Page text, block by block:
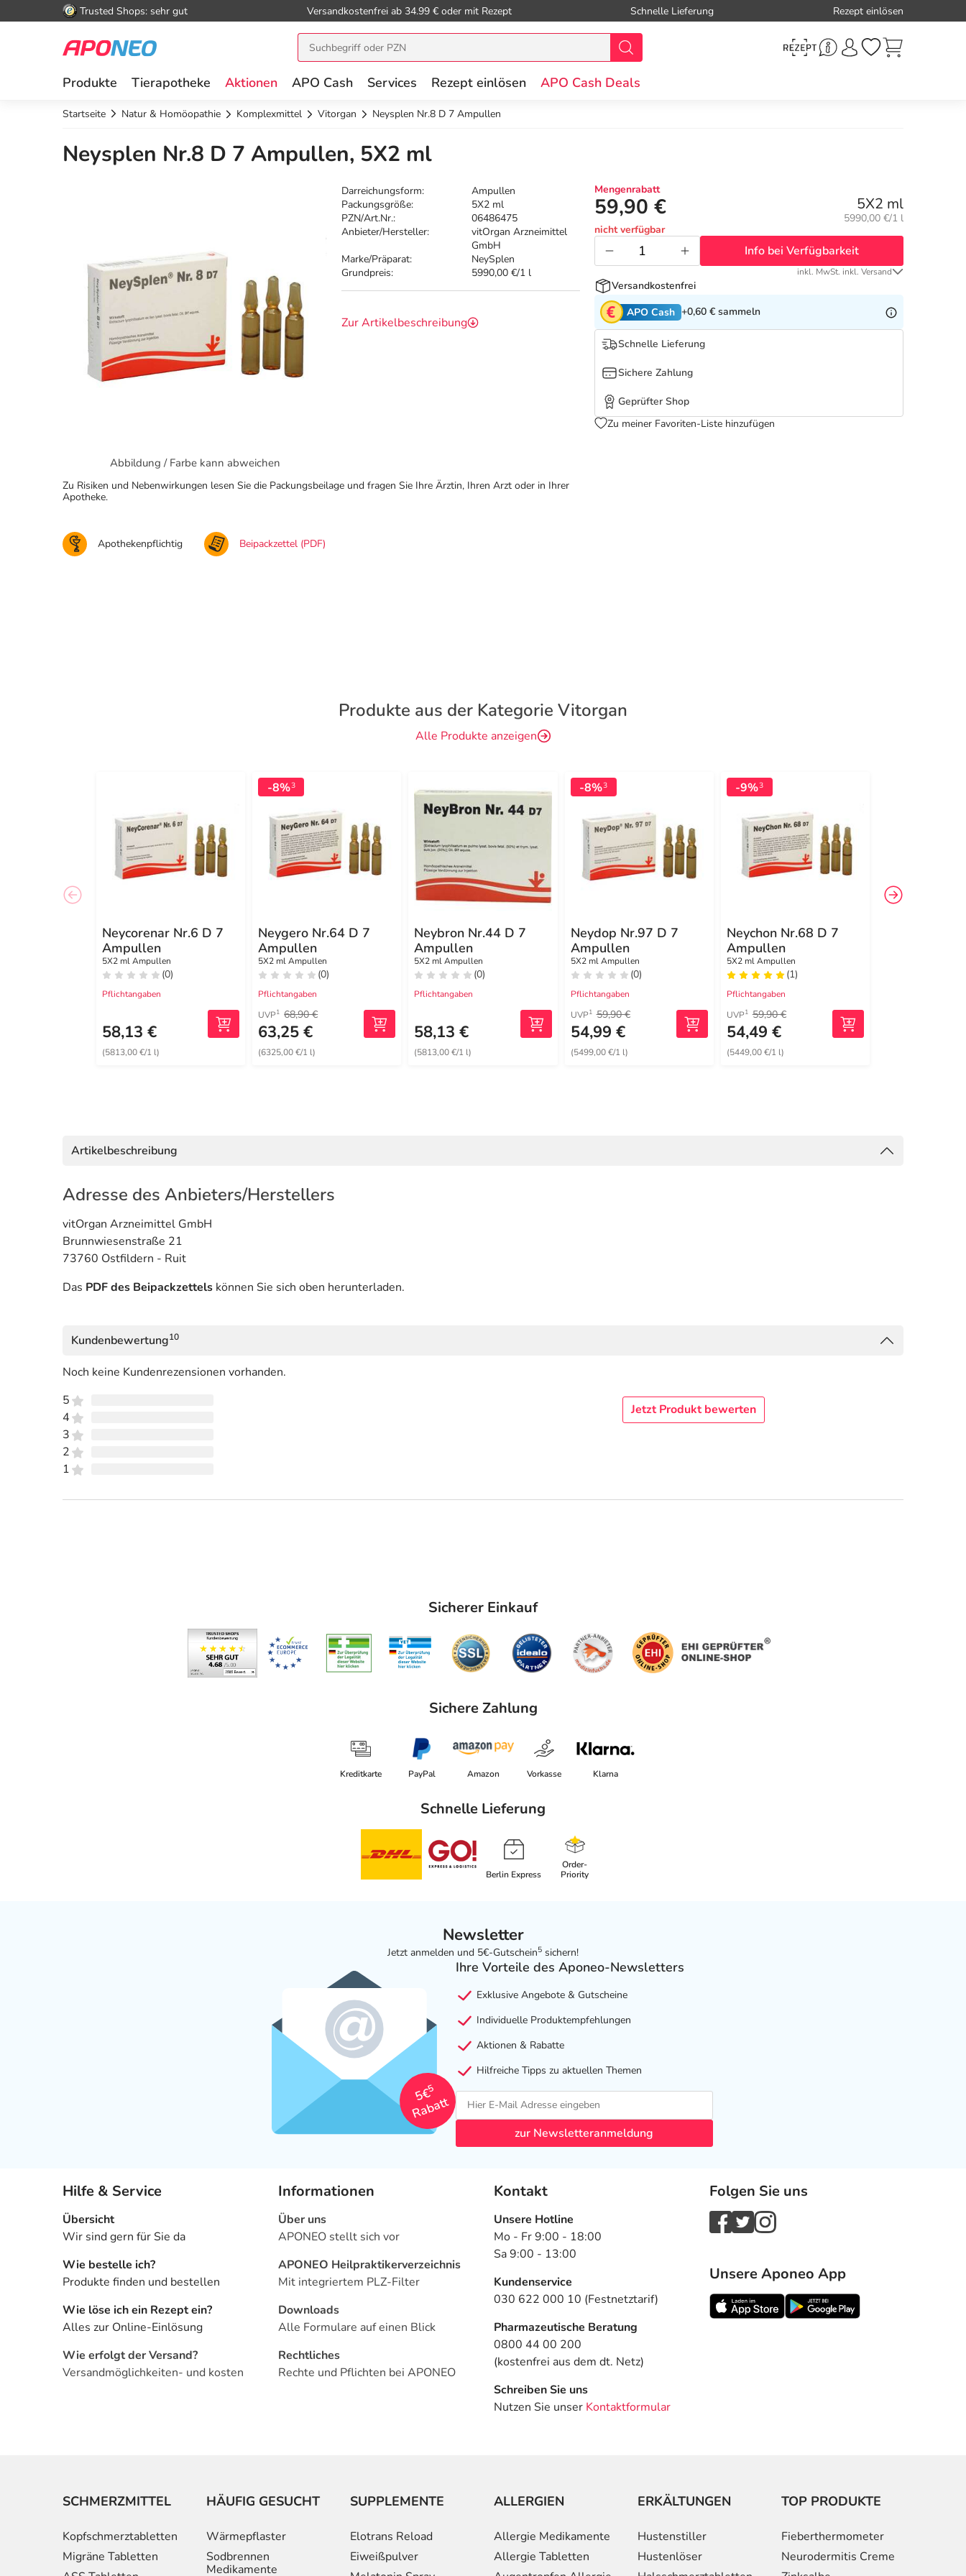
Trusted Shops: sehr gut Versandkostenfrei ab 34.99 € oder mit Rezept Schnelle Lieferung Rezept einlösen
Produkte Tierapotheke Aktionen APO Cash Services Rezept einlösen APO Cash Deals
Startseite Natur & Homöopathie Komplexmittel Vitorgan Neysplen Nr.8 D 7 Ampullen
Neysplen Nr.8 D 7 Ampullen, 5X2 ml
Abbildung / Farbe kann abweichen
Darreichungsform:
Ampullen
Packungsgröße:
5X2 ml
PZN/Art.Nr.:
06486475
Anbieter/Hersteller:
vitOrgan Arzneimittel
GmbH
Marke/Präparat:
NeySplen
Grundpreis:
5990,00 €/1 l
Zur Artikelbeschreibung
Mengenrabatt
59,90 € 5X2 ml
Grundpreis:
5990,00 €/1 l
nicht verfügbar
Info bei Verfügbarkeit
inkl. MwSt. inkl. Versand
Versandkostenfrei
APO Cash +0,60 € sammeln
Schnelle Lieferung
Sichere Zahlung
Geprüfter Shop
Zu meiner Favoriten-Liste hinzufügen
Zu Risiken und Nebenwirkungen lesen Sie die Packungsbeilage und fragen Sie Ihre Ärztin, Ihren Arzt oder in Ihrer
Apotheke.
Apothekenpflichtig Beipackzettel (PDF)
Produkte aus der Kategorie Vitorgan
Alle Produkte anzeigen
Neycorenar Nr.6 D 7
Ampullen
5X2 ml Ampullen
(0)
Pflichtangaben
58,13 €
(5813,00 €/1 l)
-8%3
Neygero Nr.64 D 7
Ampullen
5X2 ml Ampullen
(0)
Pflichtangaben
UVP1 68,90 €
63,25 €
(6325,00 €/1 l)
Neybron Nr.44 D 7
Ampullen
5X2 ml Ampullen
(0)
Pflichtangaben
58,13 €
(5813,00 €/1 l)
-8%3
Neydop Nr.97 D 7
Ampullen
5X2 ml Ampullen
(0)
Pflichtangaben
UVP1 59,90 €
54,99 €
(5499,00 €/1 l)
-9%3
Neychon Nr.68 D 7
Ampullen
5X2 ml Ampullen
(1)
Pflichtangaben
UVP1 59,90 €
54,49 €
(5449,00 €/1 l)
Artikelbeschreibung
Adresse des Anbieters/Herstellers
vitOrgan Arzneimittel GmbH
Brunnwiesenstraße 21
73760 Ostfildern - Ruit
Das PDF des Beipackzettels können Sie sich oben herunterladen.
Kundenbewertung10
Noch keine Kundenrezensionen vorhanden.
5
4
3
2
1
Jetzt Produkt bewerten
Sicherer Einkauf
Sichere Zahlung
Kreditkarte PayPal Amazon Vorkasse Klarna
Schnelle Lieferung
Berlin Express
Order-
Priority
Newsletter
Jetzt anmelden und 5€-Gutschein5 sichern!
5€
5
Rabatt
Ihre Vorteile des Aponeo-Newsletters
Exklusive Angebote & Gutscheine
Individuelle Produktempfehlungen
Aktionen & Rabatte
Hilfreiche Tipps zu aktuellen Themen
zur Newsletteranmeldung
Hilfe & Service
Übersicht
Wir sind gern für Sie da
Wie bestelle ich?
Produkte finden und bestellen
Wie löse ich ein Rezept ein?
Alles zur Online-Einlösung
Wie erfolgt der Versand?
Versandmöglichkeiten- und kosten
Informationen
Über uns
APONEO stellt sich vor
APONEO Heilpraktikerverzeichnis
Mit integriertem PLZ-Filter
Downloads
Alle Formulare auf einen Blick
Rechtliches
Rechte und Pflichten bei APONEO
Kontakt
Unsere Hotline
Mo - Fr 9:00 - 18:00
Sa 9:00 - 13:00
Kundenservice
030 622 000 10 (Festnetztarif)
Pharmazeutische Beratung
0800 44 00 200
(kostenfrei aus dem dt. Netz)
Schreiben Sie uns
Nutzen Sie unser Kontaktformular
Folgen Sie uns
Unsere Aponeo App
SCHMERZMITTEL
Kopfschmerztabletten
Migräne Tabletten
HÄUFIG GESUCHT
Wärmepflaster
Sodbrennen
Medikamente
SUPPLEMENTE
Elotrans Reload
Eiweißpulver
ALLERGIEN
Allergie Medikamente
Allergie Tabletten
ERKÄLTUNGEN
Hustenstiller
Hustenlöser
TOP PRODUKTE
Fieberthermometer
Neurodermitis Creme